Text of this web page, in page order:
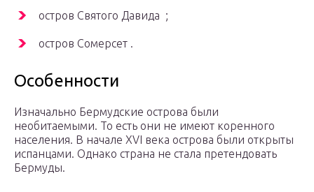
остров Святого Давида ;
остров Сомерсет .
Особенности
Изначально Бермудские острова были
необитаемыми. То есть они не имеют коренного
населения. В начале XVI века острова были открыты
испанцами. Однако страна не стала претендовать
Бермуды.